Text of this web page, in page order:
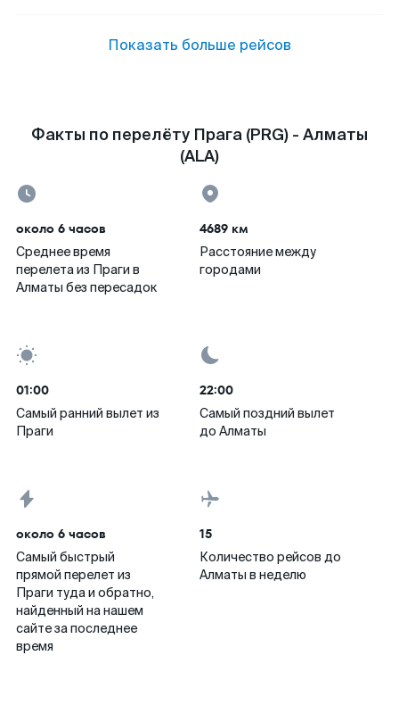
Показать больше рейсов
Факты по перелёту Прага (PRG) - Алматы
(ALA)
около 6 часов
Среднее время
перелета из Праги в
Алматы без пересадок
4689 км
Расстояние между
городами
01:00
Самый ранний вылет из
Праги
22:00
Самый поздний вылет
до Алматы
около 6 часов
Самый быстрый
прямой перелет из
Праги туда и обратно,
найденный на нашем
сайте за последнее
время
15
Количество рейсов до
Алматы в неделю